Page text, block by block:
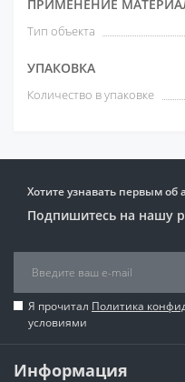
ПРИМЕНЕНИЕ
Тип объекта
УПАКОВКА
Количество в упаковке
Хотите узнавать первым об
Подпишитесь на нашу
Я прочитал Политика
условиями
Информация